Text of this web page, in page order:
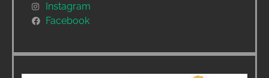
Instagram
Facebook